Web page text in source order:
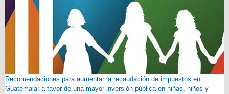
Recomendaciones para aumentar la recaudación de impuestos en
Guatemala: a favor de una mayor inversión pública en niñas, niños y